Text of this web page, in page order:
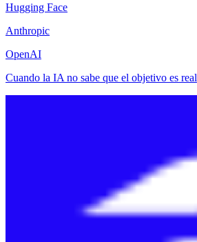
Hugging Face
Anthropic
OpenAI
Cuando la IA no sabe que el objetivo es real